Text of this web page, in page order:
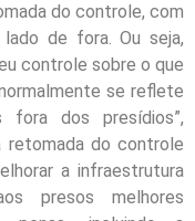
do controle, com
de fora. Ou seja,
controle sobre o que
se reflete
dos presídios”,
retomada do controle
a infraestrutura
presos melhores